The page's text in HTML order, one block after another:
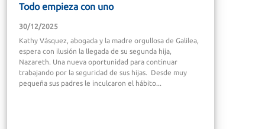
Todo empieza con uno
30/12/2025
Kathy Vásquez, abogada y la madre orgullosa de Galilea,
espera con ilusión la llegada de su segunda hija,
Nazareth. Una nueva oportunidad para continuar
trabajando por la seguridad de sus hijas. Desde muy
pequeña sus padres le inculcaron el hábito...